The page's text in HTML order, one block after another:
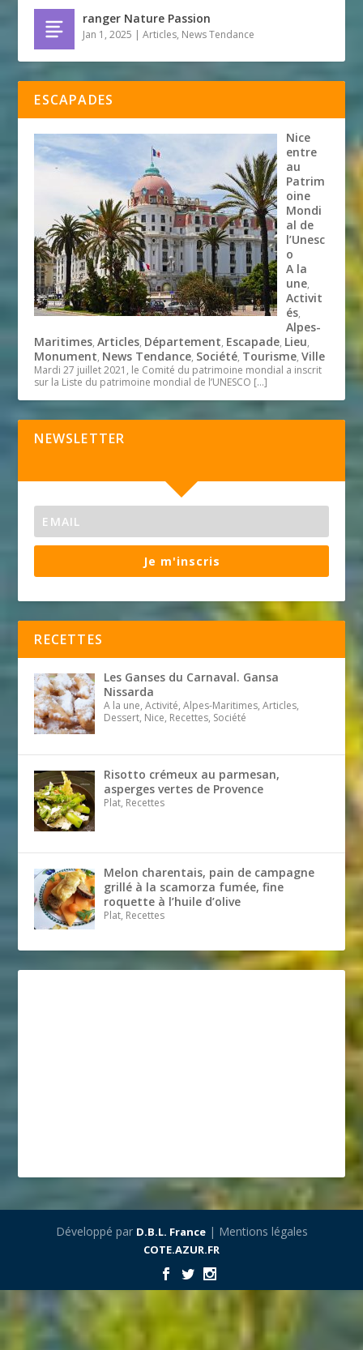
ranger Nature Passion
Jan 1, 2025 |Articles, News Tendance
ESCAPADES
Nice
entre
au
Patrim
oine
Mondi
al de
l’Unesc
o
A la
une,
Activit
és,
Alpes-
Maritimes,Articles, Département, Escapade, Lieu,
Monument, News Tendance, Société, Tourisme,Ville
Mardi 27 juillet 2021, le Comité du patrimoine mondial a inscrit
sur la Liste du patrimoine mondial de l’UNESCO […]
NEWSLETTER
Je m'inscris
RECETTES
Les Ganses du Carnaval. Gansa
Nissarda
A la une, Activité, Alpes-Maritimes, Articles,
Dessert, Nice, Recettes, Société
Risotto crémeux au parmesan,
asperges vertes de Provence
Plat, Recettes
Melon charentais, pain de campagne
grillé à la scamorza fumée, fine
roquette à l’huile d’olive
Plat, Recettes
Développé par D.B.L. France| Mentions légales
COTE.AZUR.FR